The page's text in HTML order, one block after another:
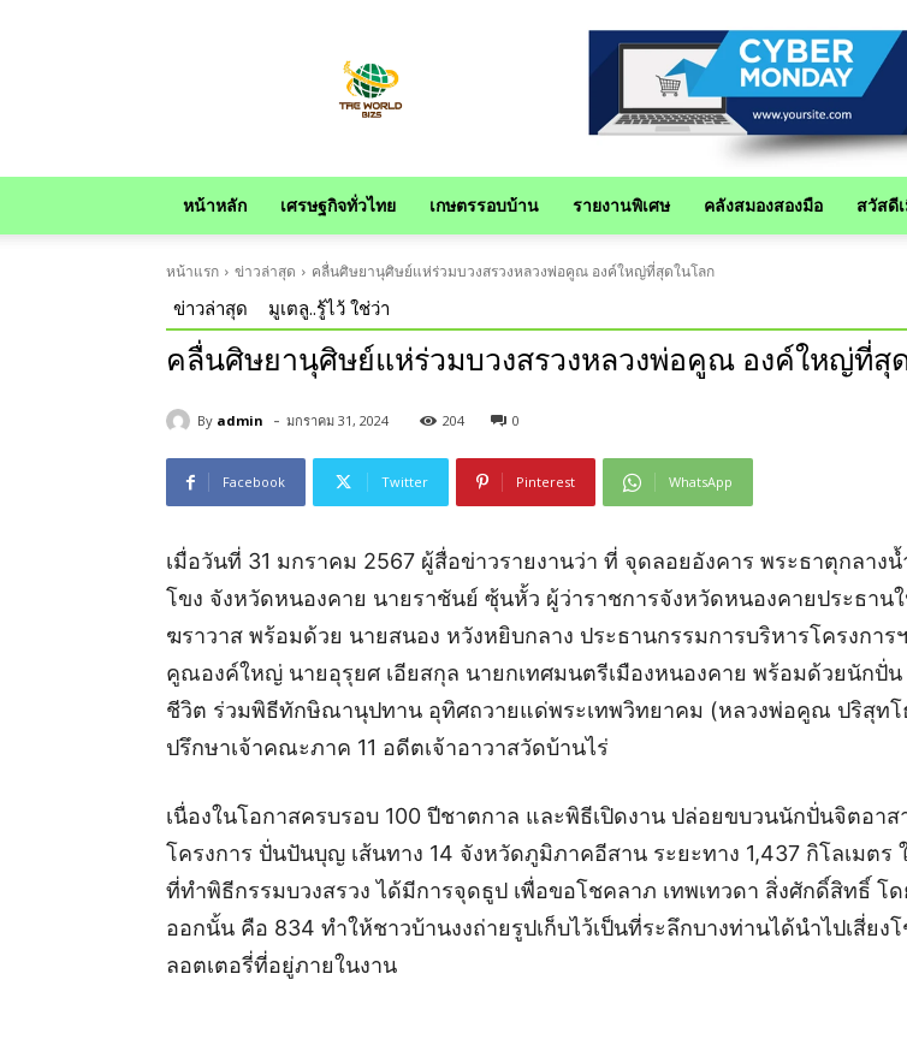
หน้าหลัก เศรษฐกิจทั่วไทย เกษตรรอบบ้าน รายงานพิเศษ คลังสมองสองมือ สวัสดี
หน้าแรก ข่าวล่าสุด คลื่นศิษยานุศิษย์แห่ร่วมบวงสรวงหลวงพ่อคูณ องค์ใหญ่ที่สุดในโลก
ข่าวล่าสุด มูเตลู..รู้ไว้ ใช่ว่า
คลื่นศิษยานุศิษย์แห่ร่วมบวงสรวงหลวงพ่อคูณ องค์ใหญ่ที่สุ
By admin - มกราคม 31, 2024 204 0
Facebook Twitter Pinterest WhatsApp
เมื่อวันที่ 31 มกราคม 2567 ผู้สื่อข่าวรายงานว่า ที่ จุดลอยอังคาร พระธาตุกลาง
โขง จังหวัดหนองคาย นายราชันย์ ซุ้นหั้ว ผู้ว่าราชการจังหวัดหนองคายประธาน
ฆราวาส พร้อมด้วย นายสนอง หวังหยิบกลาง ประธานกรรมการบริหารโครงการ
คูณองค์ใหญ่ นายอุรุยศ เอียสกุล นายกเทศมนตรีเมืองหนองคาย พร้อมด้วยนักปั่น
ชีวิต ร่วมพิธีทักษิณานุปทาน อุทิศถวายแด่พระเทพวิทยาคม (หลวงพ่อคูณ ปริสุท
ปรึกษาเจ้าคณะภาค 11 อดีตเจ้าอาวาสวัดบ้านไร่
เนื่องในโอกาสครบรอบ 100 ปีชาตกาล และพิธีเปิดงาน ปล่อยขบวนนักปั่นจิตอาส
โครงการ ปั่นปันบุญ เส้นทาง 14 จังหวัดภูมิภาคอีสาน ระยะทาง 1,437 กิโลเมตร
ที่ทำพิธีกรรมบวงสรวง ได้มีการจุดธูป เพื่อขอโชคลาภ เทพเทวดา สิ่งศักดิ์สิทธิ์ โด
ออกนั้น คือ 834 ทำให้ชาวบ้านงงถ่ายรูปเก็บไว้เป็นที่ระลึกบางท่านได้นำไปเสี่ยง
ลอตเตอรี่ที่อยู่ภายในงาน